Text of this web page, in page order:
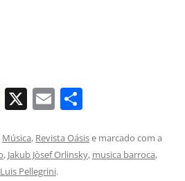
T
e
gr
X E
ai
l
ar
e
Música, Revista Oásise marcado com a
, Jakub Jòsef Orlinsky, musica barroca,
Luis Pellegrini.